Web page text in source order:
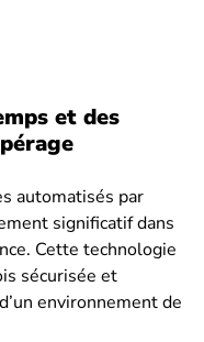
et des
automatisés par
significatif dans
Cette technologie
sécurisée et
environnement de